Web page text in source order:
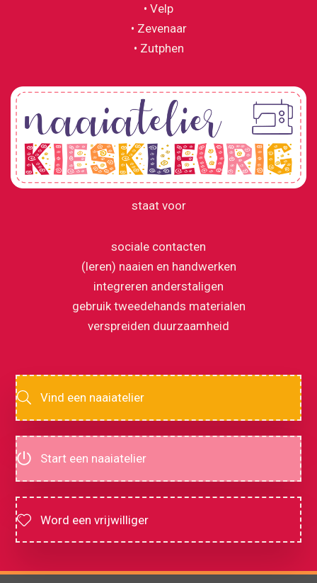
• Velp
• Zevenaar
• Zutphen
staat voor
sociale contacten
(leren) naaien en handwerken
integreren anderstaligen
gebruik tweedehands materialen
verspreiden duurzaamheid
Vind een naaiatelier
Start een naaiatelier
Word een vrijwilliger